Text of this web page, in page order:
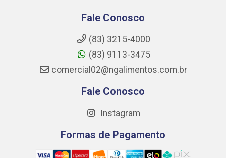
Fale Conosco
(83) 3215-4000
(83) 9113-3475
comercial02@ngalimentos.com.br
Fale Conosco
Instagram
Formas de Pagamento